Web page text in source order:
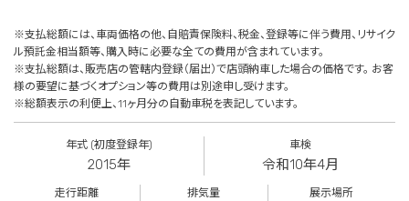
※支払総額には、車両価格の他、自賠責保険料、税金、登録等に伴う費用、リサイク
ル預託金相当額等、購入時に必要な全ての費用が含まれています。
※支払総額は、販売店の管轄内登録（届出）で店頭納車した場合の価格です。 お客
様の要望に基づくオプション等の費用は別途申し受けます。
※総額表示の利便上、11ヶ月分の自動車税を表記しています。
年式 (初度登録年)
2015年
車検
令和10年4月
走行距離 排気量 展示場所